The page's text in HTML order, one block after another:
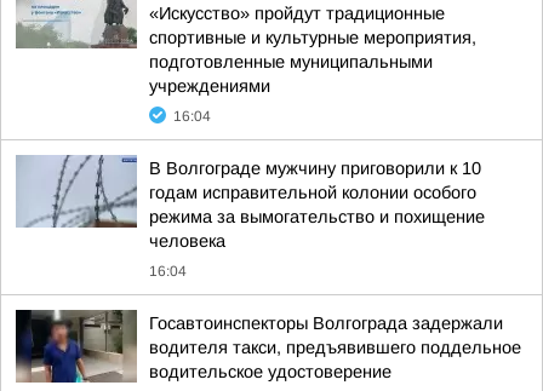
«Искусство» пройдут традиционные
спортивные и культурные мероприятия,
подготовленные муниципальными
учреждениями
16:04
В Волгограде мужчину приговорили к 10
годам исправительной колонии особого
режима за вымогательство и похищение
человека
16:04
Госавтоинспекторы Волгограда задержали
водителя такси, предъявившего поддельное
водительское удостоверение